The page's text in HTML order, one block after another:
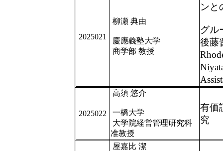
2025021
柳瀬 典由
慶應義塾大学
商学部 教授
ンと
グル
後藤
2025022
高須 悠介
一橋大学
大学院経営管理研究科
准教授
有価
究
屋嘉比 潔